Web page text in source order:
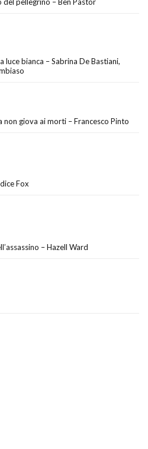
luce bianca – Sabrina De Bastiani,
non giova ai morti – Francesco Pinto
Fox
– Hazell Ward